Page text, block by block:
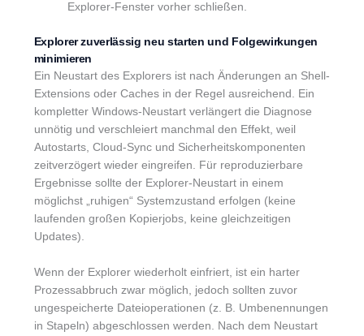
Explorer-Fenster vorher schließen.
Explorer zuverlässig neu starten und Folgewirkungen
minimieren
Ein Neustart des Explorers ist nach Änderungen an Shell-
Extensions oder Caches in der Regel ausreichend. Ein
kompletter Windows-Neustart verlängert die Diagnose
unnötig und verschleiert manchmal den Effekt, weil
Autostarts, Cloud-Sync und Sicherheitskomponenten
zeitverzögert wieder eingreifen. Für reproduzierbare
Ergebnisse sollte der Explorer-Neustart in einem
möglichst „ruhigen“ Systemzustand erfolgen (keine
laufenden großen Kopierjobs, keine gleichzeitigen
Updates).
Wenn der Explorer wiederholt einfriert, ist ein harter
Prozessabbruch zwar möglich, jedoch sollten zuvor
ungespeicherte Dateioperationen (z. B. Umbenennungen
in Stapeln) abgeschlossen werden. Nach dem Neustart